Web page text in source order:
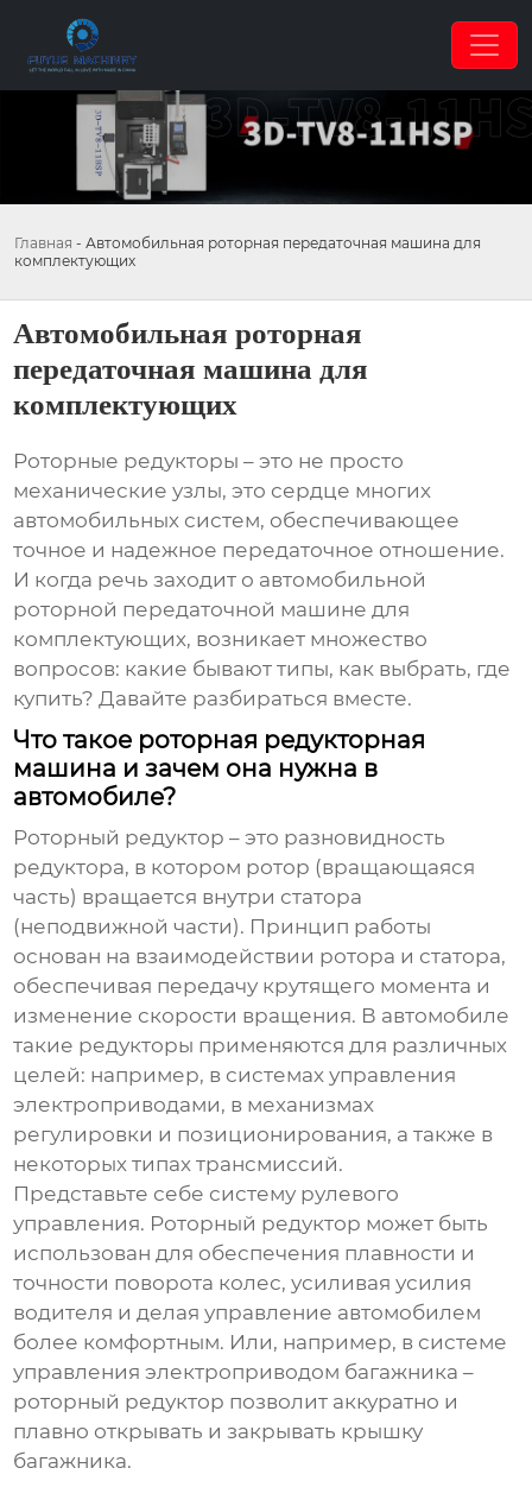
Главная - Автомобильная роторная передаточная машина для
комплектующих
Автомобильная роторная
передаточная машина для
комплектующих
Роторные редукторы – это не просто
механические узлы, это сердце многих
автомобильных систем, обеспечивающее
точное и надежное передаточное отношение.
И когда речь заходит о автомобильной
роторной передаточной машине для
комплектующих, возникает множество
вопросов: какие бывают типы, как выбрать, где
купить? Давайте разбираться вместе.
Что такое роторная редукторная
машина и зачем она нужна в
автомобиле?
Роторный редуктор – это разновидность
редуктора, в котором ротор (вращающаяся
часть) вращается внутри статора
(неподвижной части). Принцип работы
основан на взаимодействии ротора и статора,
обеспечивая передачу крутящего момента и
изменение скорости вращения. В автомобиле
такие редукторы применяются для различных
целей: например, в системах управления
электроприводами, в механизмах
регулировки и позиционирования, а также в
некоторых типах трансмиссий.
Представьте себе систему рулевого
управления. Роторный редуктор может быть
использован для обеспечения плавности и
точности поворота колес, усиливая усилия
водителя и делая управление автомобилем
более комфортным. Или, например, в системе
управления электроприводом багажника –
роторный редуктор позволит аккуратно и
плавно открывать и закрывать крышку
багажника.